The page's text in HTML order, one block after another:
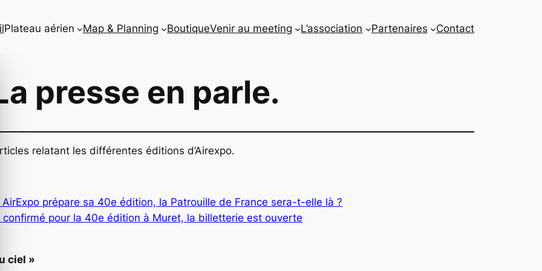
Plateau aérien Map & Planning BoutiqueVenir au meeting L’association Partenaires Contact
presse en parle.
relatant les différentes éditions d’Airexpo.
AirExpo prépare sa 40e édition, la Patrouille de France sera-t-elle là ?
confirmé pour la 40e édition à Muret, la billetterie est ouverte
ciel »